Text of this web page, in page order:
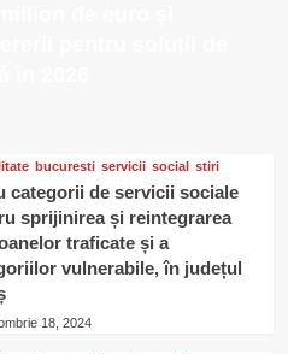
de euro și
bucuresti servicii social stiri
categorii de servicii sociale
sprijinirea și reintegrarea
traficate și a
vulnerabile, în județul
18, 2024